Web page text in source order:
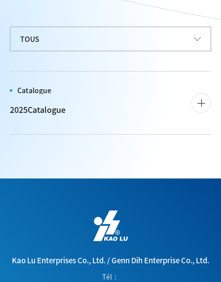
Catalogue
2025Catalogue
Kao Lu Enterprises Co., Ltd./Genn Dih Enterprise Co., Ltd.
Tél